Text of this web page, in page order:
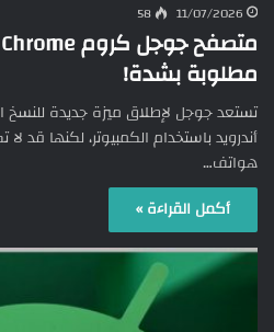
11/07/2026
58
مطلوبة بشدة!
تستعد جوجل لإطلاق ميزة جديدة للنسخ
أندرويد باستخدام الكمبيوتر، لكنها قد
هواتف…
أكمل القراءة »